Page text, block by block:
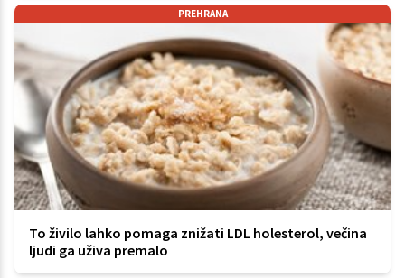
PREHRANA
To živilo lahko pomaga znižati LDL holesterol, večina
ljudi ga uživa premalo